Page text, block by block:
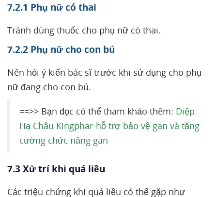
7.2.1 Phụ nữ có thai
Tránh dùng thuốc cho phụ nữ có thai.
7.2.2 Phụ nữ cho con bú
Nên hỏi ý kiến bác sĩ trước khi sử dụng cho phụ
nữ đang cho con bú.
==>> Bạn đọc có thể tham khảo thêm: Diệp
Hạ Châu Kingphar-hỗ trợ bảo vệ gan và tăng
cường chức năng gan
7.3 Xử trí khi quá liều
Các triệu chứng khi quá liều có thể gặp như